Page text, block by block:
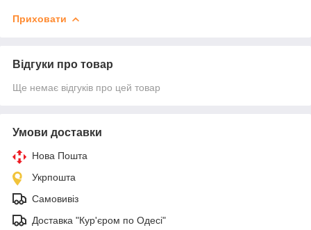
Приховати
Відгуки про товар
Ще немає відгуків про цей товар
Умови доставки
Нова Пошта
Укрпошта
Самовивіз
Доставка "Кур'єром по Одесі"